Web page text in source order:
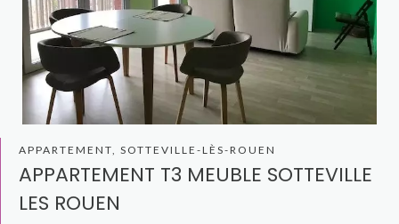
APPARTEMENT, SOTTEVILLE-LÈS-ROUEN
APPARTEMENT T3 MEUBLE SOTTEVILLE
LES ROUEN